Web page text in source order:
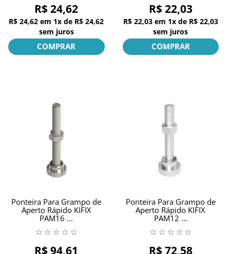
R$ 24,62
R$ 24,62 em 1x de R$ 24,62
sem juros
COMPRAR
R$ 22,03
R$ 22,03 em 1x de R$ 22,03
sem juros
COMPRAR
Ponteira Para Grampo de
Aperto Rápido KIFIX
PAM16 ...
R$ 94,61
Ponteira Para Grampo de
Aperto Rápido KIFIX
PAM12 ...
R$ 72,58